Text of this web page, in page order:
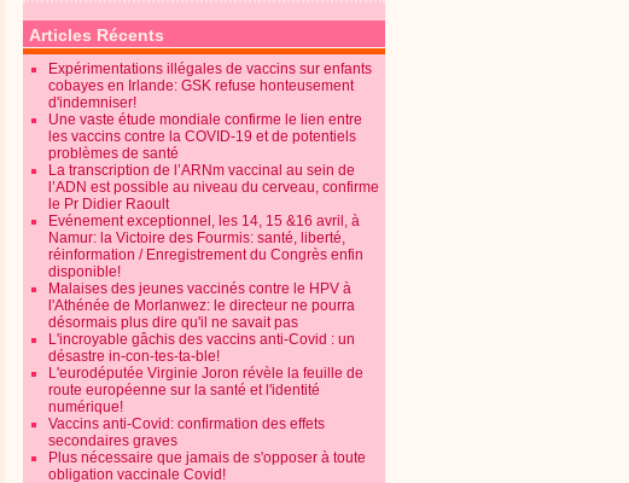
Articles Récents
Expérimentations illégales de vaccins sur enfants
cobayes en Irlande: GSK refuse honteusement
d'indemniser!
Une vaste étude mondiale confirme le lien entre
les vaccins contre la COVID-19 et de potentiels
problèmes de santé
La transcription de l’ARNm vaccinal au sein de
l’ADN est possible au niveau du cerveau, confirme
le Pr Didier Raoult
Evénement exceptionnel, les 14, 15 &16 avril, à
Namur: la Victoire des Fourmis: santé, liberté,
réinformation / Enregistrement du Congrès enfin
disponible!
Malaises des jeunes vaccinés contre le HPV à
l'Athénée de Morlanwez: le directeur ne pourra
désormais plus dire qu'il ne savait pas
L'incroyable gâchis des vaccins anti-Covid : un
désastre in-con-tes-ta-ble!
L'eurodéputée Virginie Joron révèle la feuille de
route européenne sur la santé et l'identité
numérique!
Vaccins anti-Covid: confirmation des effets
secondaires graves
Plus nécessaire que jamais de s'opposer à toute
obligation vaccinale Covid!